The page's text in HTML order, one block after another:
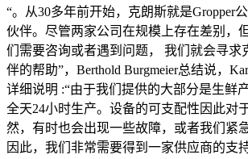
“。从30多年前开始，克朗斯就是Gropper
伙伴。尽管两家公司在规模上存在差别，
们需要咨询或者遇到问题， 我们就会寻求
伴的帮助”，Berthold Burgmeier总结说，
详细说明 :“由于我们提供的大部分是生鲜
全天24小时生产。设备的可支配性因此对
然，有时也会出现一些故障，或者我们紧
因此，我们非常需要得到一家供应商的支